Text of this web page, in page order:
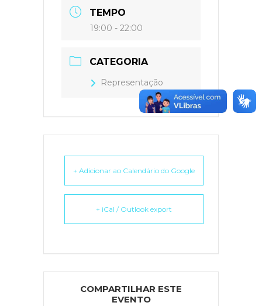
TEMPO
19:00 - 22:00
CATEGORIA
Representação
+ Adicionar ao Calendário do Google
+ iCal / Outlook export
COMPARTILHAR ESTE
EVENTO